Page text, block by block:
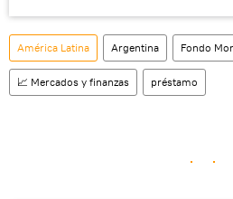
América Latina Argentina Fondo
📈 Mercados y finanzas préstamo